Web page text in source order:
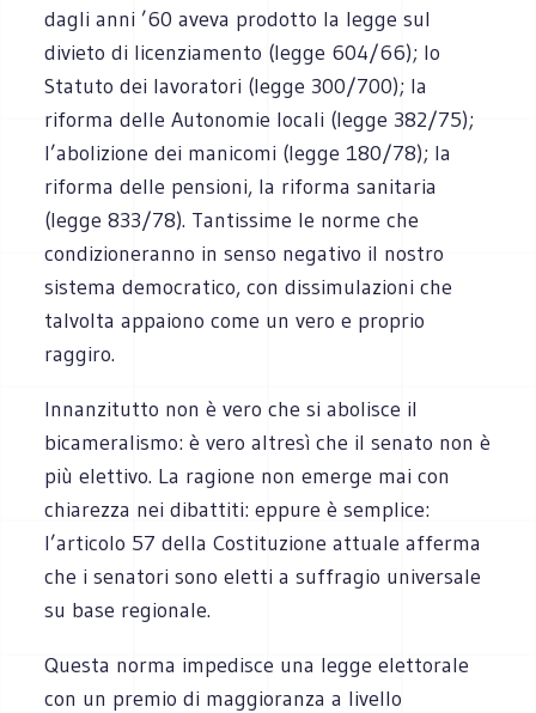
dagli anni ’60 aveva prodotto la legge sul
divieto di licenziamento (legge 604/66); lo
Statuto dei lavoratori (legge 300/700); la
riforma delle Autonomie locali (legge 382/75);
l’abolizione dei manicomi (legge 180/78); la
riforma delle pensioni, la riforma sanitaria
(legge 833/78). Tantissime le norme che
condizioneranno in senso negativo il nostro
sistema democratico, con dissimulazioni che
talvolta appaiono come un vero e proprio
raggiro.
Innanzitutto non è vero che si abolisce il
bicameralismo: è vero altresì che il senato non è
più elettivo. La ragione non emerge mai con
chiarezza nei dibattiti: eppure è semplice:
l’articolo 57 della Costituzione attuale afferma
che i senatori sono eletti a suffragio universale
su base regionale.
Questa norma impedisce una legge elettorale
con un premio di maggioranza a livello